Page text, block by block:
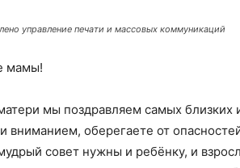
управление печати и массовых коммуникаций
мамы!
мы поздравляем самых
вниманием, оберегаете от
совет нужны и ребёнку, и